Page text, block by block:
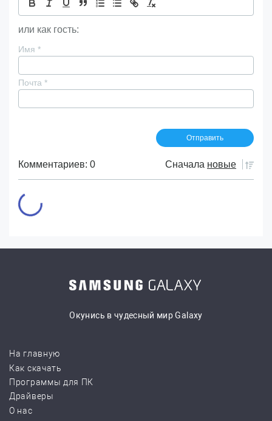
или как гость:
Имя *
Почта *
Комментариев: 0 Сначала новые
Окунись в чудесный мир Galaxy
На главную
Как скачать
Программы для ПК
Драйверы
О нас